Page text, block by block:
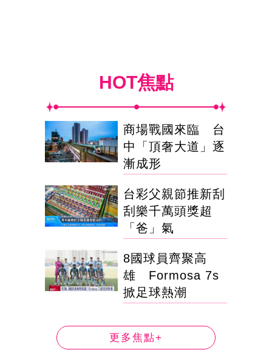
HOT焦點
商場戰國來臨 台
中「頂奢大道」逐
漸成形
台彩父親節推新刮
刮樂千萬頭獎超
「爸」氣
8國球員齊聚高
雄 Formosa 7s
掀足球熱潮
更多焦點+